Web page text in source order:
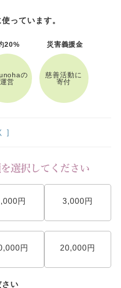
っています。
20%
の
運営
災害義援金
慈善活動に
寄付
]
円 3,000円
円 20,000円
さい